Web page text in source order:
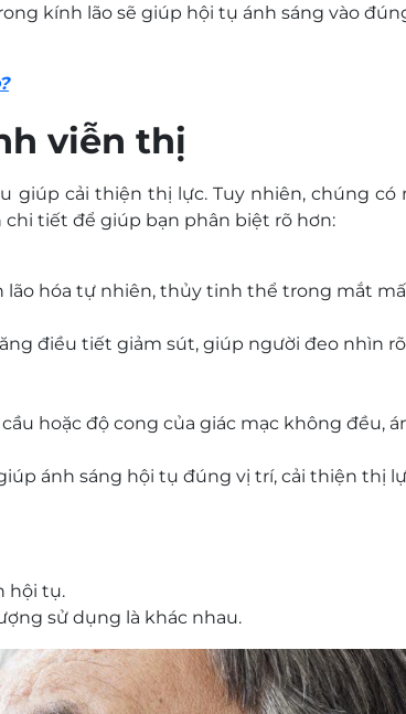
kính lão sẽ giúp hội tụ ánh sáng vào
viễn thị
giúp cải thiện thị lực. Tuy nhiên, chúng có
chi tiết để giúp bạn phân biệt rõ hơn:
lão hóa tự nhiên, thủy tinh thể trong mắt
điều tiết giảm sút, giúp người đeo nhìn
hoặc độ cong của giác mạc không đều,
ánh sáng hội tụ đúng vị trí, cải thiện thị
hội tụ.
sử dụng là khác nhau.